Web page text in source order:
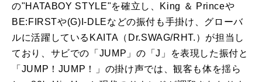
の"HATABOY STYLE"を確立し、King ＆ Princeや
BE:FIRSTや(G)I-DLEなどの振付も手掛け、グローバ
ルに活躍しているKAITA（Dr.SWAG/RHT.）が担当し
ており、サビでの「JUMP」の「J」を表現した振付と
「JUMP！JUMP！」の掛け声では、観客も体を揺ら